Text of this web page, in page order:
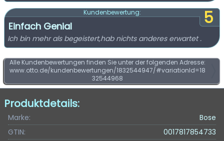
5
Kundenbewertung:
Einfach Genial
Ich bin mehr als begeistert,hab nichts anderes erwartet .
Alle Kundenbewertungen finden Sie unter der folgenden Adresse:
www.otto.de/kundenbewertungen/1832544947/#variationId=18
32544968
Produktdetails:
Marke:
Bose
GTIN:
0017817854733